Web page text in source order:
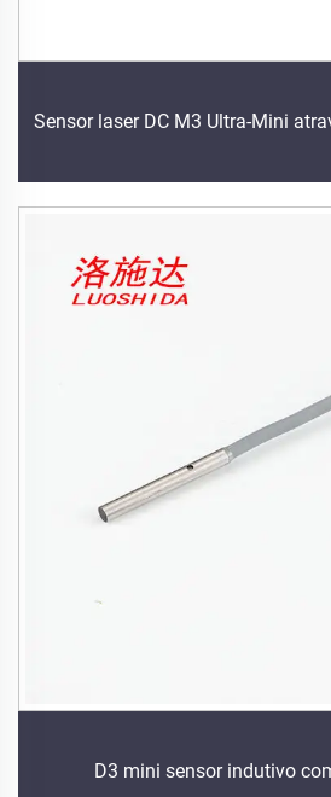
Sensor laser DC M3 Ultra-Mini
D3 mini sensor indutivo